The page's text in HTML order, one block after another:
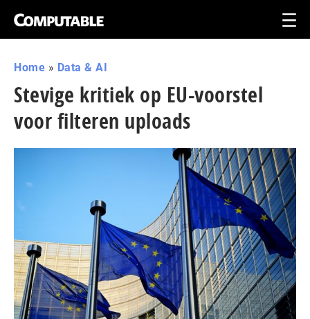
Home » Data & AI
Stevige kritiek op EU-voorstel
voor filteren uploads